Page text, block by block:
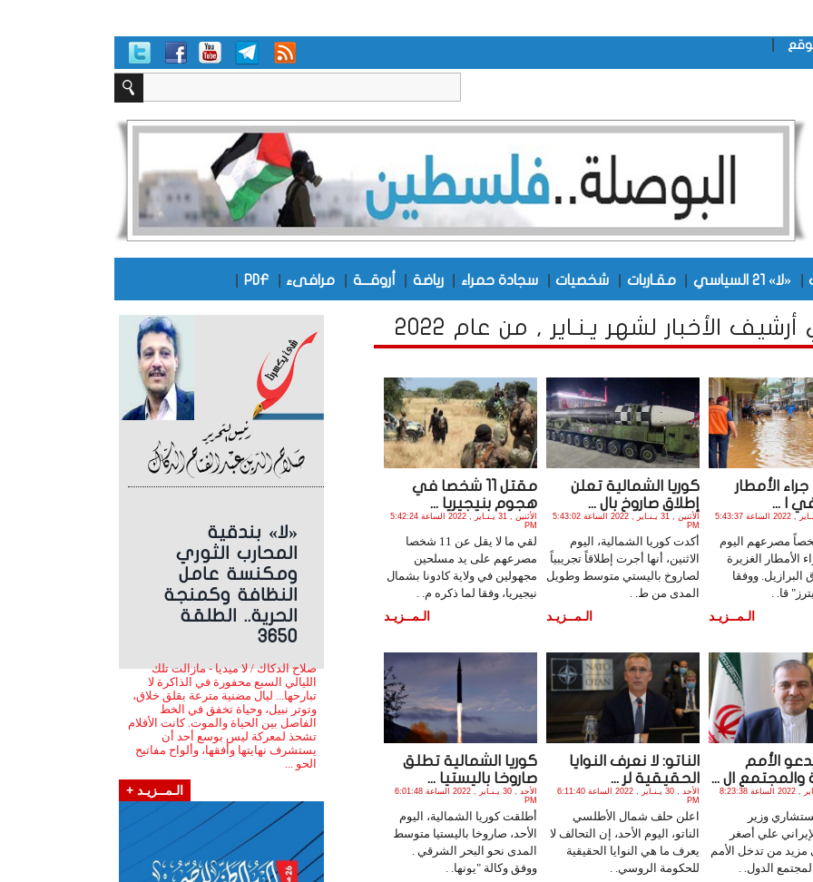
«لا» 21 السياسي مقـاربات شخصيات سجادة حمراء رياضة أروقـــة مرافىء PDF
«لا» بندقية
المحارب الثوري
ومكنسة عامل
النظافة وكمنجة
الحرية.. الطلقة
3650
صلاح الدكاك / لا ميديا - مازالت تلك
الليالي السبع محفورة في الذاكرة لا
تبارحها... ليال مضنية مترعة بقلق خلاق،
وتوتر نبيل، وحياة تخفق في الخط
الفاصل بين الحياة والموت. كانت الأقلام
تشحذ لمعركة ليس بوسع أحد أن
يستشرف نهايتها وأفقها، وألواح مفاتيح
الحو ...
الـمــزيـد +
الأخبار لشهر يـنـاير , من عام 2022
جراء الأمطار
في ا ...
الأثنين , 31 يـنـاير , 2022 الساعة 5:43:37
19 شخصاً مصرعهم اليوم
الأمطار الغزيرة
ووفقا
قا. .
الـمــزيـد
كوريا الشمالية تعلن
إطلاق صاروخ بال ...
الأثنين , 31 يـنـاير , 2022 الساعة 5:43:02
PM
أكدت كوريا الشمالية، اليوم
الاثنين، أنها أجرت إطلاقاً تجريبياً
لصاروخ باليستي متوسط وطويل
المدى من ط. .
الـمــزيـد
مقتل 11 شخصا في
هجوم بنيجيريا ...
الأثنين , 31 يـنـاير , 2022 الساعة 5:42:24
PM
لقي ما لا يقل عن 11 شخصا
مصرعهم على يد مسلحين
مجهولين في ولاية كادونا بشمال
نيجيريا، وفقا لما ذكره م. .
الـمــزيـد
الأمم
والمجتمع ال ...
الأحد , 30 يـنـاير , 2022 الساعة 8:23:38
وزير
علي أصغر
مزيد من تدخل الأمم
الدول. .
الناتو: لا نعرف النوايا
الحقيقية لر ...
الأحد , 30 يـنـاير , 2022 الساعة 6:11:40
PM
اعلن حلف شمال الأطلسي
الناتو، اليوم الأحد، إن التحالف لا
يعرف ما هي النوايا الحقيقية
للحكومة الروسي. .
كوريا الشمالية تطلق
صاروخا باليستيا ...
الأحد , 30 يـنـاير , 2022 الساعة 6:01:48
PM
أطلقت كوريا الشمالية، اليوم
الأحد، صاروخا باليستيا متوسط
المدى نحو البحر الشرقي .
ووفق وكالة "يونها. .